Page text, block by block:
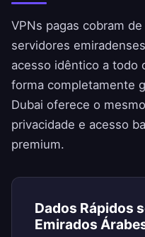
VPNs pagas cobram
servidores
acesso idêntico a todo
forma completamente
Dubai oferece o
privacidade e acesso
premium.
Dados Rápidos
Emirados